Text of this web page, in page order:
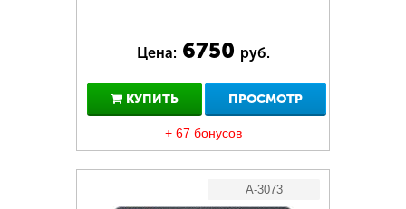
Цена: 6750 руб.
КУПИТЬ ПРОСМОТР
+ 67 бонусов
A-3073